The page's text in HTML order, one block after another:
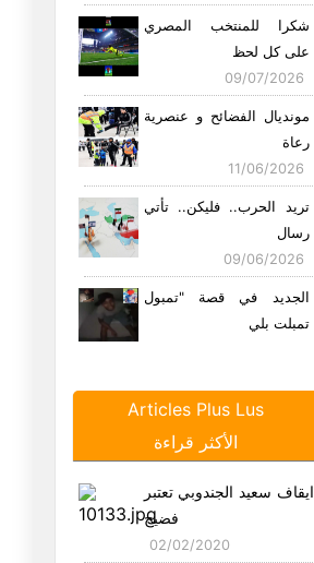
شكرا للمنتخب المصري
على كل لحظ
09/07/2026
مونديال الفضائح و عنصرية
رعاة
11/06/2026
تريد الحرب.. فليكن.. تأتي
رسال
09/06/2026
الجديد في قصة "تمبول
تمبلت بلي
هذا المجتمع الشرير…
05/06/2026
أو ف
Articles Plus Lus
الأكثر قراءة
ايقاف سعيد الجندوبي تعتبر
فضيح
02/02/2020